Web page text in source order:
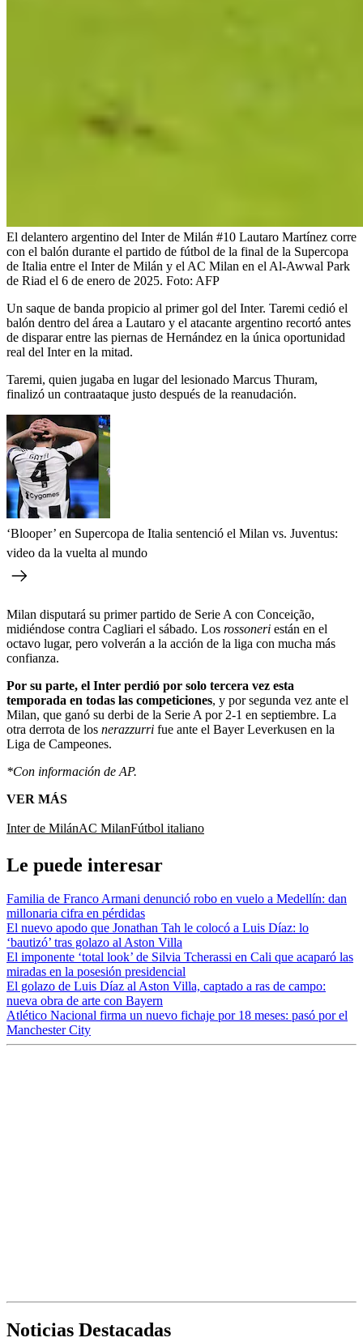
El delantero argentino del Inter de Milán #10 Lautaro Martínez corre
con el balón durante el partido de fútbol de la final de la Supercopa
de Italia entre el Inter de Milán y el AC Milan en el Al-Awwal Park
de Riad el 6 de enero de 2025. Foto: AFP
Un saque de banda propicio al primer gol del Inter. Taremi cedió el
balón dentro del área a Lautaro y el atacante argentino recortó antes
de disparar entre las piernas de Hernández en la única oportunidad
real del Inter en la mitad.
Taremi, quien jugaba en lugar del lesionado Marcus Thuram,
finalizó un contraataque justo después de la reanudación.
‘Blooper’ en Supercopa de Italia sentenció el Milan vs. Juventus:
video da la vuelta al mundo
Milan disputará su primer partido de Serie A con Conceição,
midiéndose contra Cagliari el sábado. Los rossoneri están en el
octavo lugar, pero volverán a la acción de la liga con mucha más
confianza.
Por su parte, el Inter perdió por solo tercera vez esta
temporada en todas las competiciones, y por segunda vez ante el
Milan, que ganó su derbi de la Serie A por 2-1 en septiembre. La
otra derrota de los nerazzurri fue ante el Bayer Leverkusen en la
Liga de Campeones.
*Con información de AP.
VER MÁS
Inter de MilánAC MilanFútbol italiano
Le puede interesar
Familia de Franco Armani denunció robo en vuelo a Medellín: dan
millonaria cifra en pérdidas
El nuevo apodo que Jonathan Tah le colocó a Luis Díaz: lo
‘bautizó’ tras golazo al Aston Villa
El imponente ‘total look’ de Silvia Tcherassi en Cali que acaparó las
miradas en la posesión presidencial
El golazo de Luis Díaz al Aston Villa, captado a ras de campo:
nueva obra de arte con Bayern
Atlético Nacional firma un nuevo fichaje por 18 meses: pasó por el
Manchester City
Noticias Destacadas